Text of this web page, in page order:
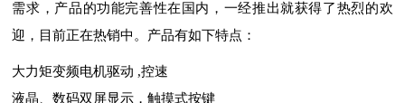
需求，产品的功能完善性在国内，一经推出就获得了热烈的欢
迎，目前正在热销中。产品有如下特点：
大力矩变频电机驱动 ,控速
液晶、数码双屏显示，触摸式按键